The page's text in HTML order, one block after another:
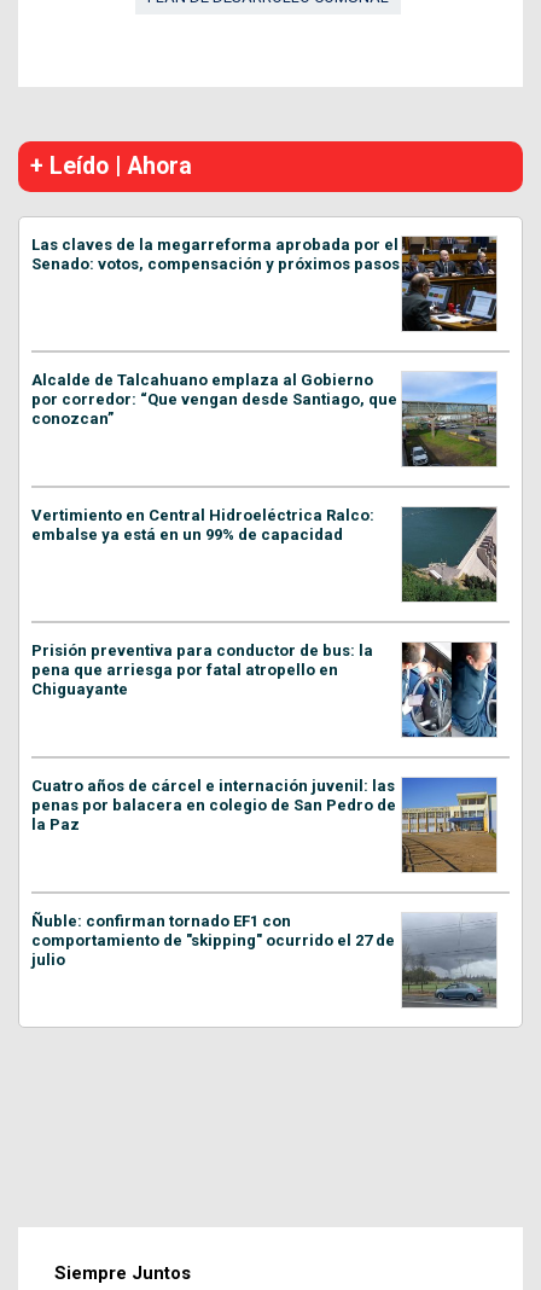
+ Leído | Ahora
Las claves de la megarreforma aprobada por el
Senado: votos, compensación y próximos pasos
Alcalde de Talcahuano emplaza al Gobierno
por corredor: “Que vengan desde Santiago, que
conozcan”
Vertimiento en Central Hidroeléctrica Ralco:
embalse ya está en un 99% de capacidad
Prisión preventiva para conductor de bus: la
pena que arriesga por fatal atropello en
Chiguayante
Cuatro años de cárcel e internación juvenil: las
penas por balacera en colegio de San Pedro de
la Paz
Ñuble: confirman tornado EF1 con
comportamiento de "skipping" ocurrido el 27 de
julio
Siempre Juntos